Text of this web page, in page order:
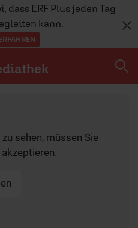
dass ERF Plus jeden Tag
kann.
sehen, müssen Sie